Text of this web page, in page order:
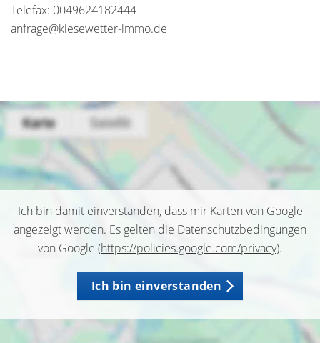
Telefax: 0049624182444
anfrage@kiesewetter-immo.de
Ich bin damit einverstanden, dass mir Karten von Google
angezeigt werden. Es gelten die Datenschutzbedingungen
von Google (https://policies.google.com/privacy).
Ich bin einverstanden